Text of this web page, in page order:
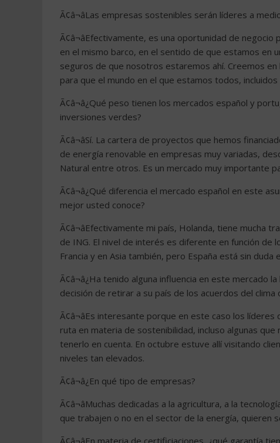
Ã¢â¬âLas empresas sostenibles serán líderes a
Ã¢â¬âEfectivamente, es una oportunidad de
en el mismo barco, en el sentido de que estamos
seguros de que nosotros estaremos ahí. Creemos
para que el mundo en el que estamos todos,
Ã¢â¬â¿Qué peso tienen los mercados español y
inversiones verdes?
Ã¢â¬âSí. La cartera de proyectos que hemos
de energía renovable en empresas muy variadas,
Natural entre otros. Es un mercado muy importante
Ã¢â¬â¿Qué diferencia el mercado español en este
mejor usted conoce?
Ã¢â¬âEfectivamente mi país, Holanda, tiene
de ING. El nivel de interés es diferente en función de
Francia y en Asia también, pero España está sin
Ã¢â¬â¿Ha tenido alguna influencia en este
decisión de retirar a su país de los acuerdos del clima
Ã¢â¬âEs interesante porque en este caso los
ruta en materia de sostenibilidad, incluso algunas
tenerlo en cuenta. En octubre estuve allí visitando
niveles tan elevados.
Ã¢â¬â¿En qué tipo de empresas?
Ã¢â¬âMuchas dedicadas a la agricultura, a la
que trabajen o no en el sector de la energía, quieren
Ã¢â¬âEn materia de certificiaciones, ¿qué garantía